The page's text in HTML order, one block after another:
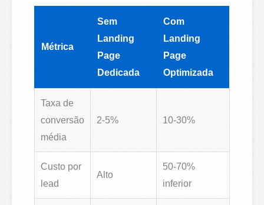
Métrica
Sem
Landing
Page
Dedicada
Com
Landing
Page
Optimizada
Taxa de
conversão
média
2-5% 10-30%
Custo por
lead
Alto
50-70%
inferior